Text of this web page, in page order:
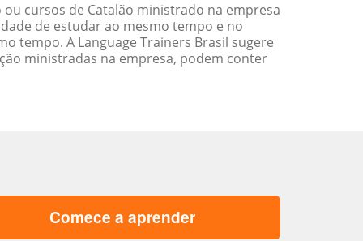
cursos de Catalão ministrado na empresa
de estudar ao mesmo tempo e no
tempo. A Language Trainers Brasil sugere
ministradas na empresa, podem conter
Comece a aprender